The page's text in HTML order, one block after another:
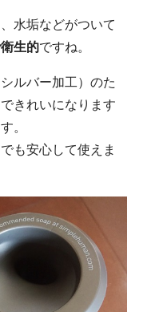
水垢などがついて
生的ですね。
ルバー加工）のた
きれいになります
。
も安心して使えま